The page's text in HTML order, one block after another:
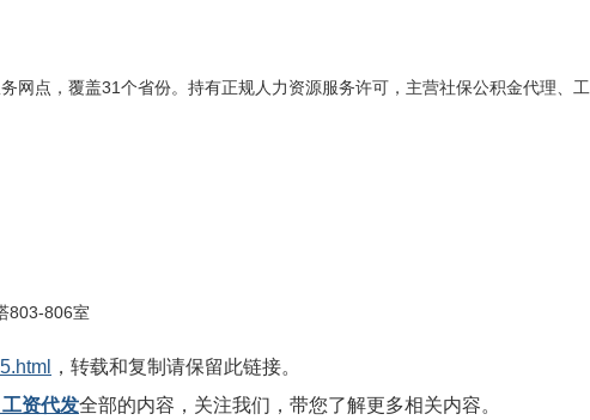
网点，覆盖31个省份。持有正规人力资源服务许可，主营社保公积金代理、工
803-806室
，转载和复制请保留此链接。
资代发全部的内容，关注我们，带您了解更多相关内容。